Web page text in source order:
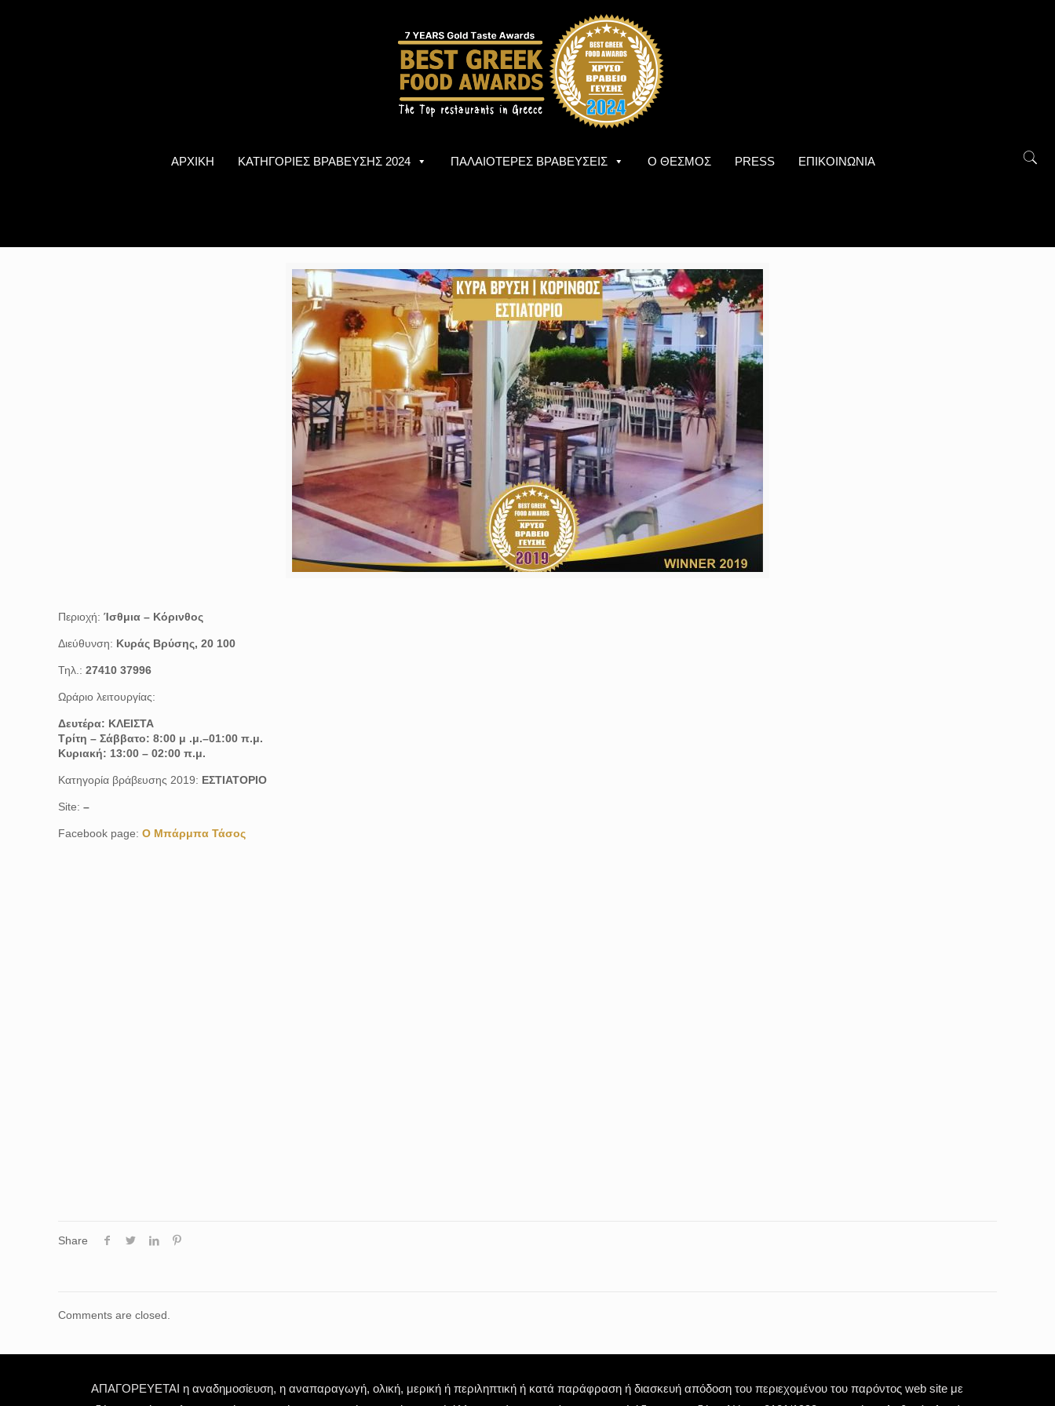
ΑΡΧΙΚΗ ΚΑΤΗΓΟΡΙΕΣ ΒΡΑΒΕΥΣΗΣ 2024 ΠΑΛΑΙΟΤΕΡΕΣ ΒΡΑΒΕΥΣΕΙΣ Ο ΘΕΣΜΟΣ PRESS ΕΠΙΚΟΙΝΩΝΙΑ
Περιοχή:Ίσθμια – Κόρινθος
Διεύθυνση: Κυράς Βρύσης, 20 100
Τηλ.:27410 37996
Ωράριο λειτουργίας:
Δευτέρα: ΚΛΕΙΣΤΑ
Τρίτη – Σάββατο: 8:00 μ .μ.–01:00 π.μ.
Κυριακή: 13:00 – 02:00 π.μ.
Κατηγορία βράβευσης 2019: ΕΣΤΙΑΤΟΡΙΟ
Site:–
Facebook page:Ο Μπάρμπα Τάσος
Share
Comments are closed.
ΑΠΑΓΟΡΕΥΕΤΑΙ η αναδημοσίευση, η αναπαραγωγή, ολική, μερική ή περιληπτική ή κατά παράφραση ή διασκευή απόδοση του περιεχομένου του παρόντος web site με